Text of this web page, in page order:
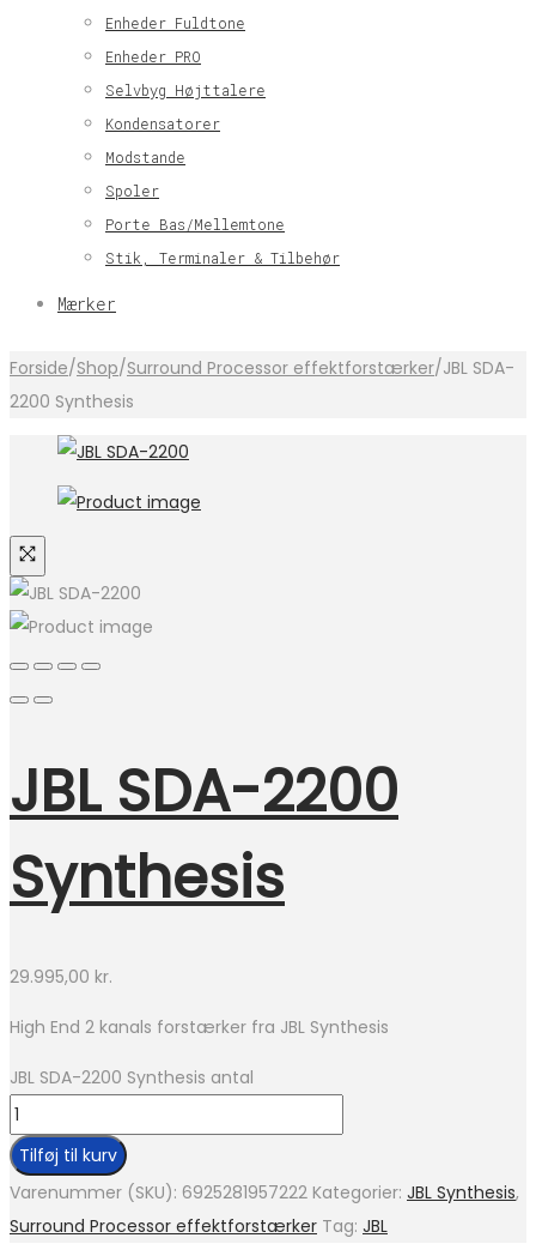
Enheder Fuldtone
Enheder PRO
Selvbyg Højttalere
Kondensatorer
Modstande
Spoler
Porte Bas/Mellemtone
Stik, Terminaler & Tilbehør
Mærker
Forside/Shop/Surround Processor effektforstærker/JBL SDA-
2200 Synthesis
JBL SDA-2200
Synthesis
29.995,00 kr.
High End 2 kanals forstærker fra JBL Synthesis
JBL SDA-2200 Synthesis antal
Tilføj til kurv
Varenummer (SKU): 6925281957222 Kategorier: JBL Synthesis,
Surround Processor effektforstærker Tag: JBL